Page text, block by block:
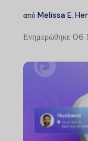
από Melissa E.
Ενημερώθηκε 06